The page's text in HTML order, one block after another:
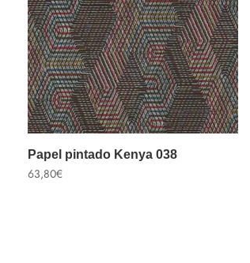
Papel pintado Kenya 038
63,80€